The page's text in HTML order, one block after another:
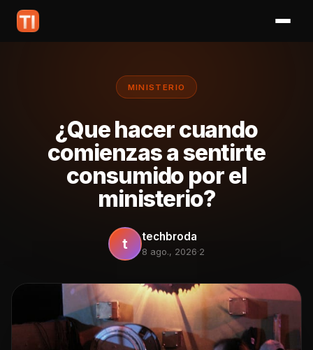
MINISTERIO
¿Que hacer cuando
comienzas a sentirte
consumido por el
ministerio?
t techbroda
8 ago., 2026·2